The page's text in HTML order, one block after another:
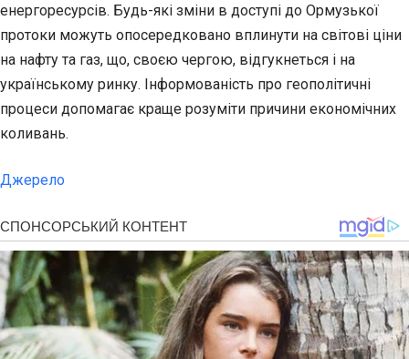
енергоресурсів. Будь-які зміни в доступі до Ормузької
протоки можуть опосередковано вплинути на світові ціни
на нафту та газ, що, своєю чергою, відгукнеться і на
українському ринку. Інформованість про геополітичні
процеси допомагає краще розуміти причини економічних
коливань.
Джерело